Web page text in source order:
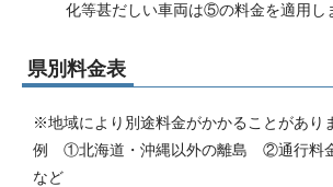
化等甚だしい車両は⑤の料金を適用し
県別料金表
※地域により別途料金がかかることがあり
例 ①北海道・沖縄以外の離島 ②通行料
など